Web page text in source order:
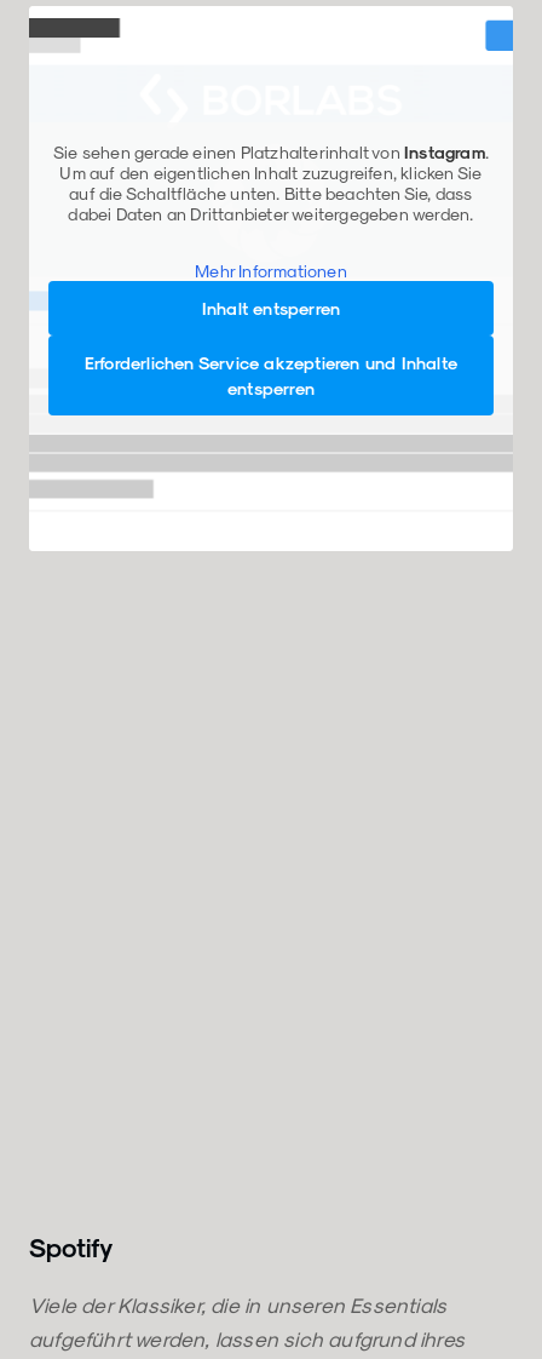
Sie sehen gerade einen Platzhalterinhalt von Instagram.
Um auf den eigentlichen Inhalt zuzugreifen, klicken Sie
auf die Schaltfläche unten. Bitte beachten Sie, dass
dabei Daten an Drittanbieter weitergegeben werden.
Mehr Informationen
Inhalt entsperren
Erforderlichen Service akzeptieren und Inhalte
entsperren
Spotify
Viele der Klassiker, die in unseren Essentials
aufgeführt werden, lassen sich aufgrund ihres